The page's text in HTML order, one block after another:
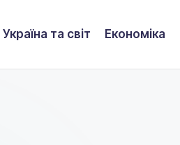
Україна та світ Економіка